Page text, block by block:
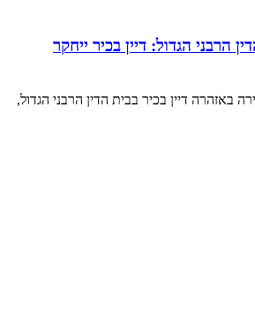
הרבני הגדול: דיין בכיר ייחקר
באזהרה דיין בכיר בבית הדין הרבני הגדול,